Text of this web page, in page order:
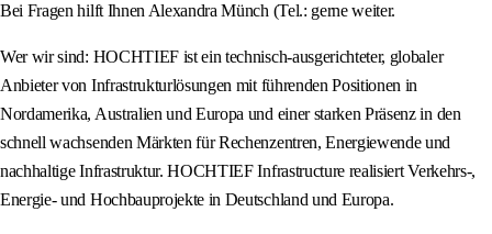
Bei Fragen hilft Ihnen Alexandra Münch (Tel.: gerne weiter.
Wer wir sind: HOCHTIEF ist ein technisch-ausgerichteter, globaler
Anbieter von Infrastrukturlösungen mit führenden Positionen in
Nordamerika, Australien und Europa und einer starken Präsenz in den
schnell wachsenden Märkten für Rechenzentren, Energiewende und
nachhaltige Infrastruktur. HOCHTIEF Infrastructure realisiert Verkehrs-,
Energie- und Hochbauprojekte in Deutschland und Europa.